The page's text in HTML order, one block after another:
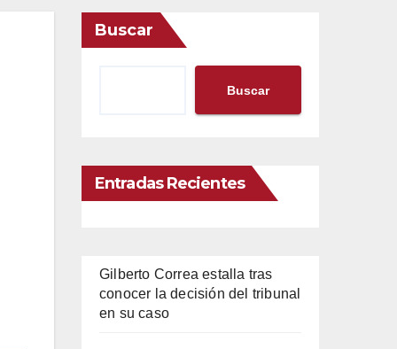
Buscar
Buscar
Entradas Recientes
Gilberto Correa estalla tras
conocer la decisión del tribunal
en su caso